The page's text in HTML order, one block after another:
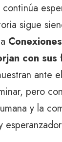
sigue
con sus
ante
pero
y la